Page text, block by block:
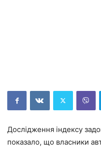
Дослідження індексу
показало, що власники